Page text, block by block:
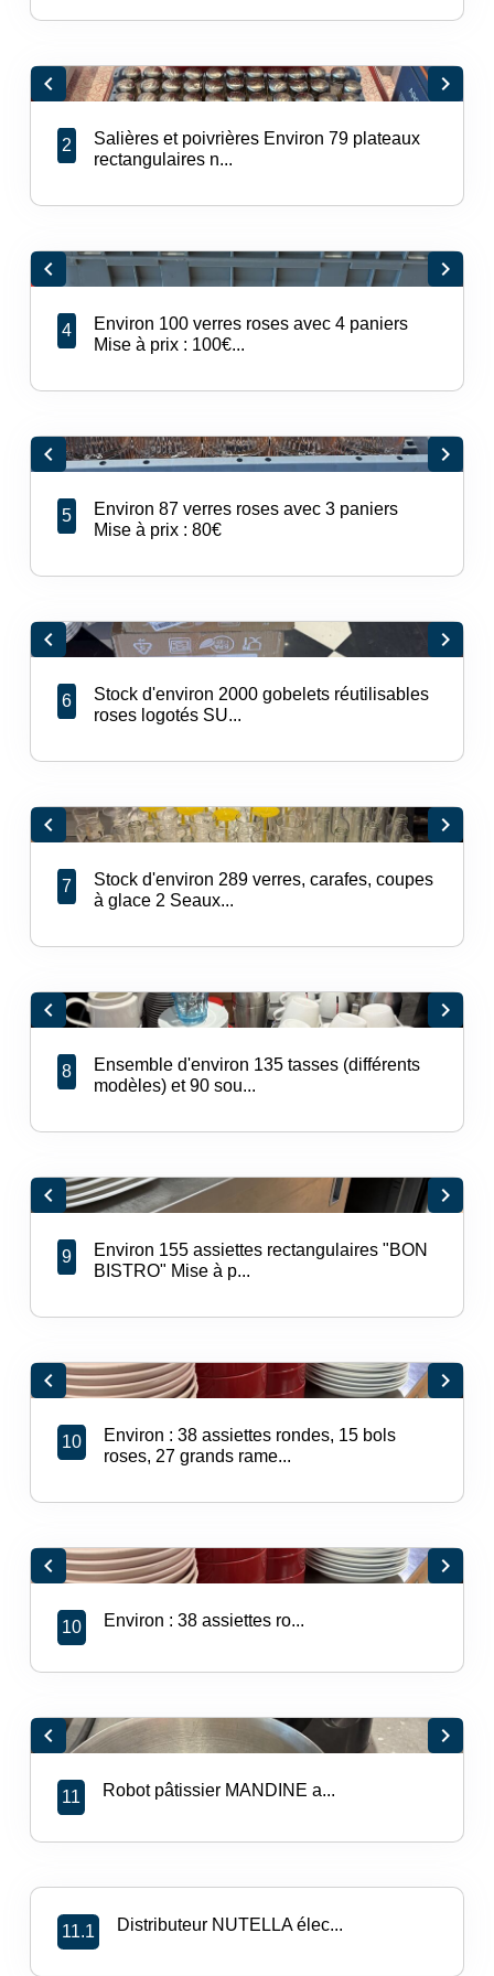
chevron_left chevron_right
2
Salières et poivrières Environ 79 plateaux
rectangulaires n...
chevron_left chevron_right
4
Environ 100 verres roses avec 4 paniers
Mise à prix : 100€...
chevron_left chevron_right
5
Environ 87 verres roses avec 3 paniers
Mise à prix : 80€
chevron_left chevron_right
6
Stock d'environ 2000 gobelets réutilisables
roses logotés SU...
chevron_left chevron_right
7
Stock d'environ 289 verres, carafes, coupes
à glace 2 Seaux...
chevron_left chevron_right
8
Ensemble d'environ 135 tasses (différents
modèles) et 90 sou...
chevron_left chevron_right
9
Environ 155 assiettes rectangulaires "BON
BISTRO" Mise à p...
chevron_left chevron_right
10
Environ : 38 assiettes rondes, 15 bols
roses, 27 grands rame...
chevron_left chevron_right
10 Environ : 38 assiettes ro...
chevron_left chevron_right
11 Robot pâtissier MANDINE a...
11.1 Distributeur NUTELLA élec...